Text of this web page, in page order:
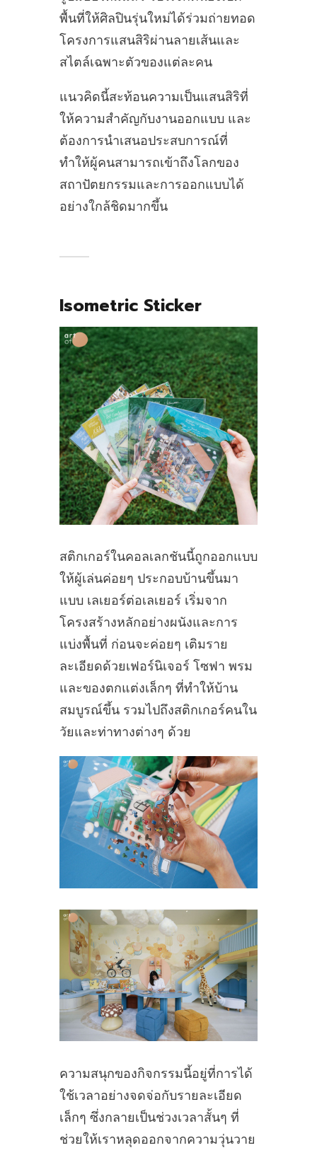
พื้นที่ให้ศิลปินรุ่นใหม่ได้ร่วมถ่ายทอด
โครงการแสนสิริผ่านลายเส้นและ
สไตล์เฉพาะตัวของแต่ละคน
แนวคิดนี้สะท้อนความเป็นแสนสิริที่
ให้ความสำคัญกับงานออกแบบ และ
ต้องการนำเสนอประสบการณ์ที่
ทำให้ผู้คนสามารถเข้าถึงโลกของ
สถาปัตยกรรมและการออกแบบได้
อย่างใกล้ชิดมากขึ้น
Isometric Sticker
สติกเกอร์ในคอลเลกชันนี้ถูกออกแบบ
ให้ผู้เล่นค่อยๆ ประกอบบ้านขึ้นมา
แบบ เลเยอร์ต่อเลเยอร์ เริ่มจาก
โครงสร้างหลักอย่างผนังและการ
แบ่งพื้นที่ ก่อนจะค่อยๆ เติมราย
ละเอียดด้วยเฟอร์นิเจอร์ โซฟา พรม
และของตกแต่งเล็กๆ ที่ทำให้บ้าน
สมบูรณ์ขึ้น รวมไปถึงสติกเกอร์คนใน
วัยและท่าทางต่างๆ ด้วย
ความสนุกของกิจกรรมนี้อยู่ที่การได้
ใช้เวลาอย่างจดจ่อกับรายละเอียด
เล็กๆ ซึ่งกลายเป็นช่วงเวลาสั้นๆ ที่
ช่วยให้เราหลุดออกจากความวุ่นวาย